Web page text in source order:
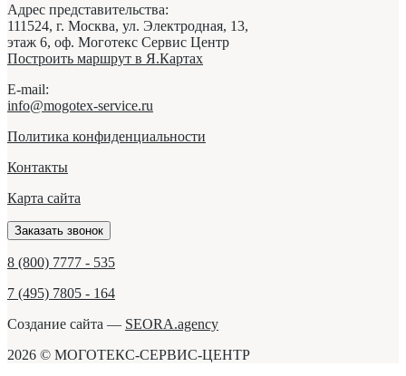
Адрес представительства:
111524, г. Москва, ул. Электродная, 13,
этаж 6, оф. Моготекс Сервис Центр
Построить маршрут в Я.Картах
E-mail:
info@mogotex-service.ru
Политика конфиденциальности
Контакты
Карта сайта
Заказать звонок
8 (800) 7777 - 535
7 (495) 7805 - 164
Создание сайта — SEORA.agency
2026 © МОГОТЕКС-СЕРВИС-ЦЕНТР